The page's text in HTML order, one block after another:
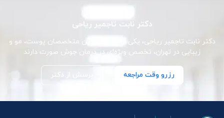
دکتر نابت تاجمیر ریاحی
دکتر نابت تاجمیر ریاحی، یکی از برجسته‌ترین متخصصان پوست، مو و
زیبایی در تهران، تخصص ویژه‌ای در درمان جوش صورت دارند
رزرو وقت مراجعه پرسش از دکتر